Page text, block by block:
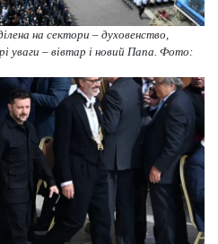
на сектори – духовенство,
уваги – вівтар і новий Папа. Фото: